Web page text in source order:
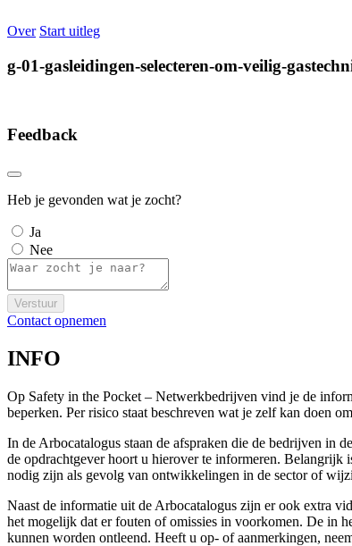
Over Start uitleg
g-01-gasleidingen-selecteren-om-veilig-
Feedback
Heb je gevonden wat je zocht?
Ja
Nee
Verstuur
Contact opnemen
INFO
Op Safety in the Pocket – Netwerkbedrijven vind je de
beperken. Per risico staat beschreven wat je zelf kan doen
In de Arbocatalogus staan de afspraken die de bedrijven in
de opdrachtgever hoort u hierover te informeren.
nodig zijn als gevolg van ontwikkelingen in de sector of
Naast de informatie uit de Arbocatalogus zijn er ook extra
het mogelijk dat er fouten of omissies in voorkomen. De in
kunnen worden ontleend. Heeft u op- of aanmerkingen,